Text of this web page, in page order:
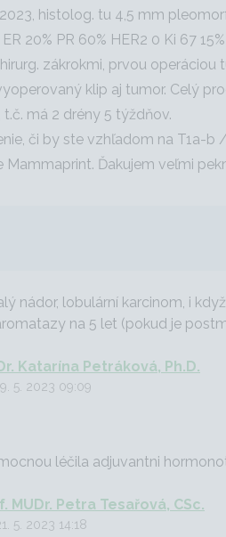
histolog. tu 4,5 mm
20% PR 60% HER2 0 Ki 67
zákrokmi, prvou
klip aj tumor. Celý
má 2 drény 5 týždňov.
či by ste vzhľadom na T1a-
Mammaprint. Ďakujem veľmi
nádor, lobulární karcinom, i
na 5 let (pokud je
Katarína Petráková, Ph.D.
5. 2023 09:09
léčila adjuvantni
MUDr. Petra Tesařová, CSc.
5. 2023 14:18